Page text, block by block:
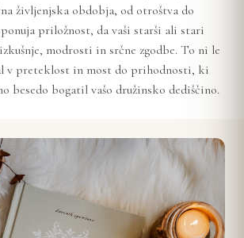
življenjska obdobja, od otroštva do
priložnost, da vaši starši ali stari
modrosti in srčne zgodbe. To ni le
v preteklost in most do prihodnosti, ki
besedo bogatil vašo družinsko dediščino.